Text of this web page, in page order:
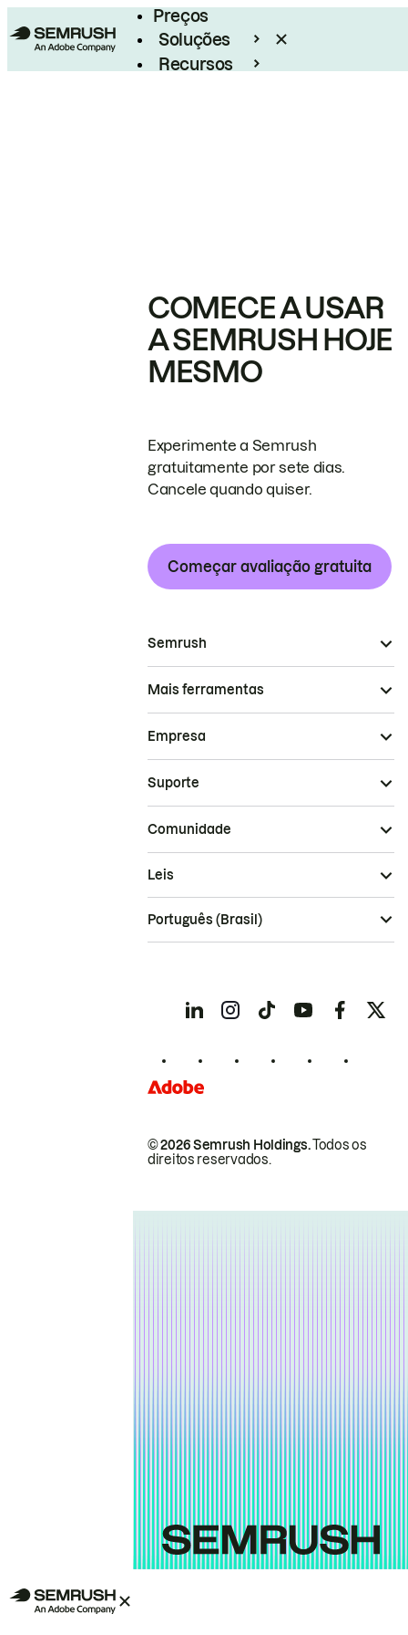
Preços
Soluções
Recursos
COMECE A USAR
A SEMRUSH HOJE
MESMO
Experimente a Semrush
gratuitamente por sete dias.
Cancele quando quiser.
Começar avaliação gratuita
Semrush
Mais ferramentas
Empresa
Suporte
Comunidade
© 2026 Semrush Holdings.Todos os
direitos reservados.
Leis
Português (Brasil)